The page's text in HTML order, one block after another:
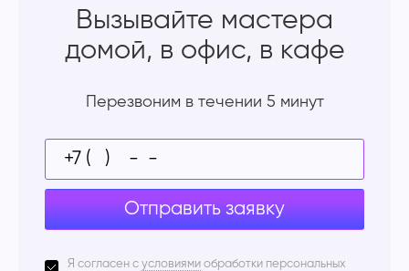
Вызывайте мастера
домой, в офис, в кафе
Перезвоним в течении 5 минут
Отправить заявку
Я согласен с условиями обработки персональных